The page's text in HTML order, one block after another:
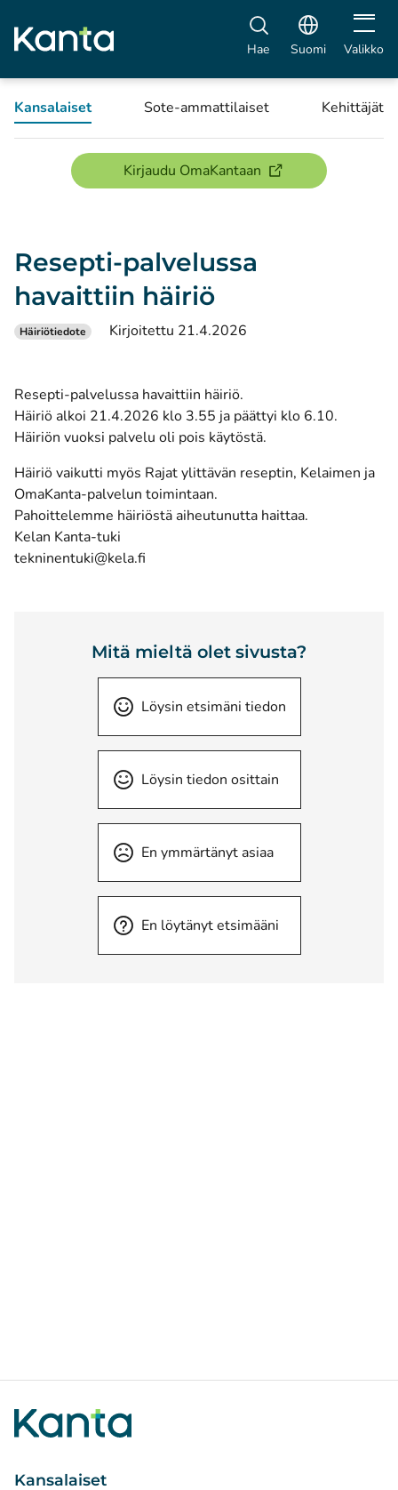
Hae Suomi Avaa
Valikko
Kansalaiset Sote-ammattilaiset Kehittäjät
Kirjaudu OmaKantaan(avautuu uuteen
Resepti-palvelussa
havaittiin häiriö
Häiriötiedote Kirjoitettu 21.4.2026
Resepti-palvelussa havaittiin häiriö.
Häiriö alkoi 21.4.2026 klo 3.55 ja päättyi klo 6.10.
Häiriön vuoksi palvelu oli pois käytöstä.
Häiriö vaikutti myös Rajat ylittävän reseptin, Kelaimen ja
OmaKanta-palvelun toimintaan.
Pahoittelemme häiriöstä aiheutunutta haittaa.
Kelan Kanta-tuki
tekninentuki@kela.fi
Mitä mieltä olet sivusta?
Löysin etsimäni tiedon
Löysin tiedon osittain
En ymmärtänyt asiaa
En löytänyt etsimääni
Kansalaiset